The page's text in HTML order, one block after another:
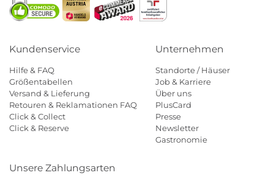
Kundenservice
Hilfe & FAQ
Größentabellen
Versand & Lieferung
Retouren & Reklamationen FAQ
Click & Collect
Click & Reserve
Unternehmen
Standorte / Häuser
Job & Karriere
Über uns
PlusCard
Presse
Newsletter
Gastronomie
Unsere Zahlungsarten